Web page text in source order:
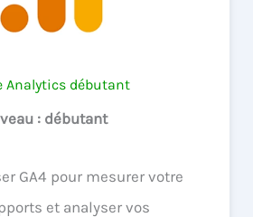
Analytics débutant
: débutant
GA4 pour mesurer votre
et analyser vos